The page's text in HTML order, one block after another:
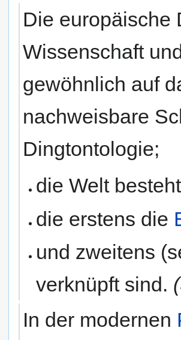
Die europäische
Wissenschaft
gewöhnlich auf
nachweisbare
Dingtontologie;
die Welt
die erstens die
und zweitens
verknüpft sind.
In der modernen